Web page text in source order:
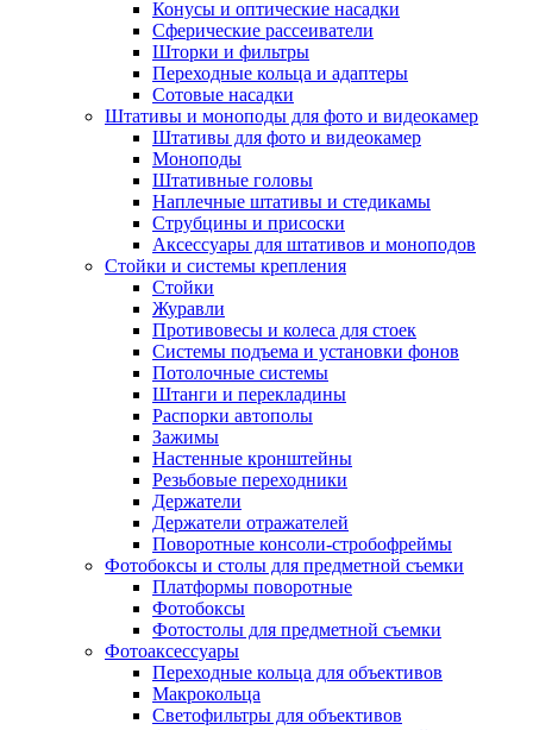
Конусы и оптические насадки
Сферические рассеиватели
Шторки и фильтры
Переходные кольца и адаптеры
Сотовые насадки
Штативы и моноподы для фото и видеокамер
Штативы для фото и видеокамер
Моноподы
Штативные головы
Наплечные штативы и стедикамы
Струбцины и присоски
Аксессуары для штативов и моноподов
Стойки и системы крепления
Стойки
Журавли
Противовесы и колеса для стоек
Системы подъема и установки фонов
Потолочные системы
Штанги и перекладины
Распорки автополы
Зажимы
Настенные кронштейны
Резьбовые переходники
Держатели
Держатели отражателей
Поворотные консоли-стробофреймы
Фотобоксы и столы для предметной съемки
Платформы поворотные
Фотобоксы
Фотостолы для предметной съемки
Фотоаксессуары
Переходные кольца для объективов
Макрокольца
Светофильтры для объективов